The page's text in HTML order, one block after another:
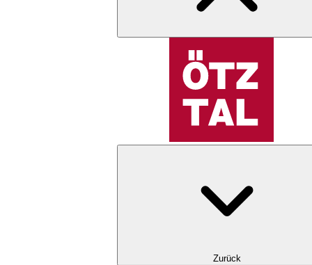
Zurück